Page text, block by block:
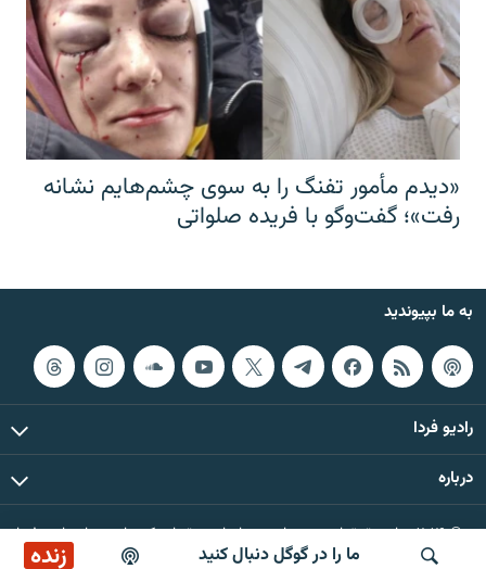
ما را در گوگل دنبال کنید زنده
«دیدم مأمور تفنگ را به سوی چشم‌هایم نشانه
رفت»؛ گفت‌و‌گو با فریده صلواتی
به ما بپیوندید
رادیو فردا
درباره
© ۲۰۲۶ تمام حقوق این وب‌سایت، بر اساس مقررات کپی‌رایت، برای رادیو فردا
محفوظ است.